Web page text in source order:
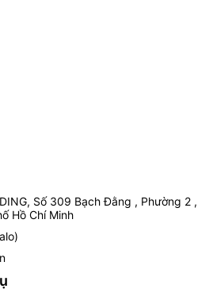
Số 309 Bạch Đằng , Phường 2 ,
Hồ Chí Minh